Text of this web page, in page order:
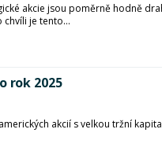
akcie jsou poměrně hodně
chvíli je tento...
rok 2025
akcií s velkou tržní